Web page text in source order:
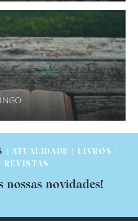
| ATUALIDADE | LIVROS |
REVISTAS
nossas novidades!